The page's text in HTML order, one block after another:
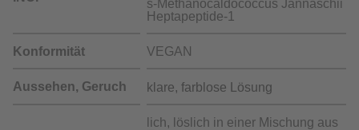
s-Methanocaldococcus Jannaschii
Heptapeptide-1
Konformität VEGAN
Aussehen, Geruch klare, farblose Lösung
lich, löslich in einer Mischung aus